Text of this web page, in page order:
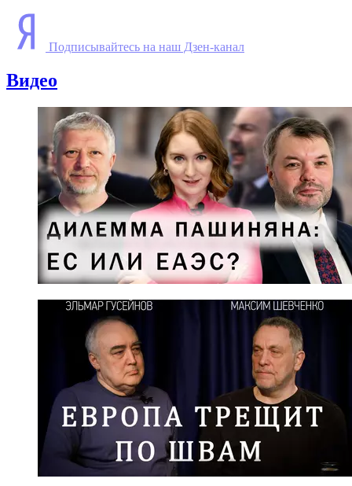
Подписывайтесь на наш Дзен-канал
Видео